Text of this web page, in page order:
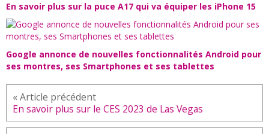
En savoir plus sur la puce A17 qui va équiper les iPhone 15
Google annonce de nouvelles fonctionnalités Android pour
ses montres, ses Smartphones et ses tablettes
En savoir plus sur le CES 2023 de Las Vegas